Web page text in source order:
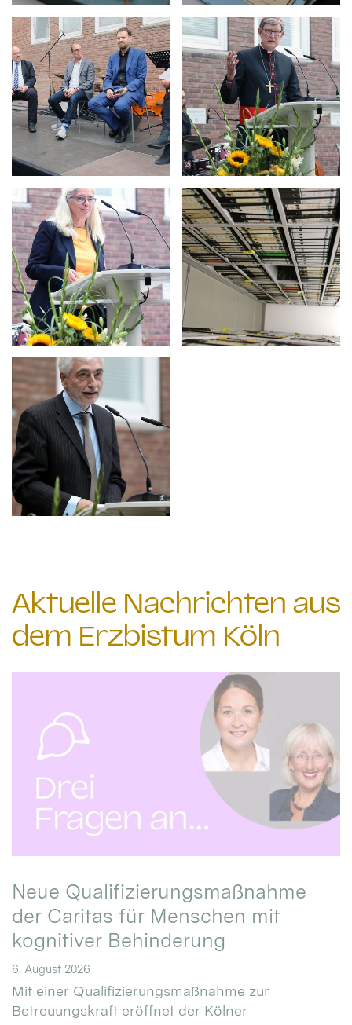
Aktuelle Nachrichten aus
dem Erzbistum Köln
Neue Qualifizierungsmaßnahme
der Caritas für Menschen mit
kognitiver Behinderung
6. August 2026
Mit einer Qualifizierungsmaßnahme zur
Betreuungskraft eröffnet der Kölner